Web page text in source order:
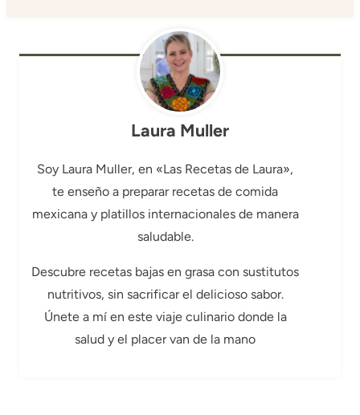
Laura Muller
Soy Laura Muller, en «Las Recetas de Laura»,
te enseño a preparar recetas de comida
mexicana y platillos internacionales de manera
saludable.
Descubre recetas bajas en grasa con sustitutos
nutritivos, sin sacrificar el delicioso sabor.
Únete a mí en este viaje culinario donde la
salud y el placer van de la mano